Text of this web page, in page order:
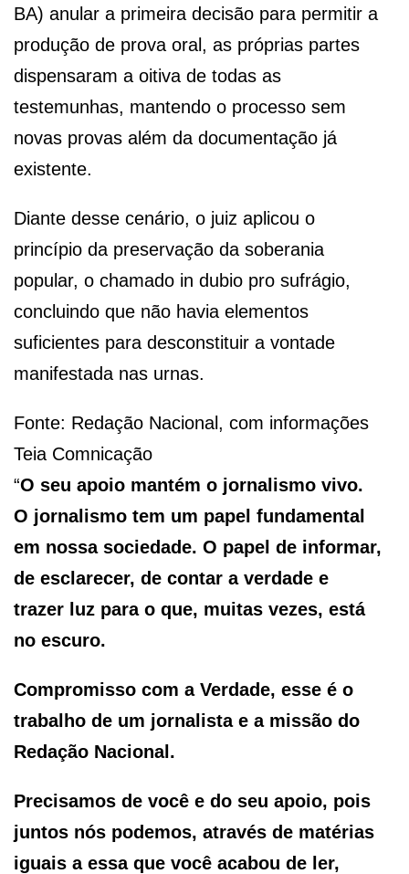
BA) anular a primeira decisão para permitir a
produção de prova oral, as próprias partes
dispensaram a oitiva de todas as
testemunhas, mantendo o processo sem
novas provas além da documentação já
existente.
Diante desse cenário, o juiz aplicou o
princípio da preservação da soberania
popular, o chamado in dubio pro sufrágio,
concluindo que não havia elementos
suficientes para desconstituir a vontade
manifestada nas urnas.
Fonte: Redação Nacional, com informações
Teia Comnicação
“O seu apoio mantém o jornalismo vivo.
O jornalismo tem um papel fundamental
em nossa sociedade. O papel de informar,
de esclarecer, de contar a verdade e
trazer luz para o que, muitas vezes, está
no escuro.
Compromisso com a Verdade, esse é o
trabalho de um jornalista e a missão do
Redação Nacional.
Precisamos de você e do seu apoio, pois
juntos nós podemos, através de matérias
iguais a essa que você acabou de ler,